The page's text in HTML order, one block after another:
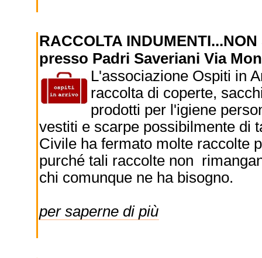
RACCOLTA
presso Padri Saveriani Via
L'associazione Ospiti in
raccolta di coperte,
prodotti per l'igiene
vestiti e scarpe possibilmente di
Civile ha fermato molte raccolte
purché tali raccolte non
chi comunque ne ha bisogno.
per saperne di più